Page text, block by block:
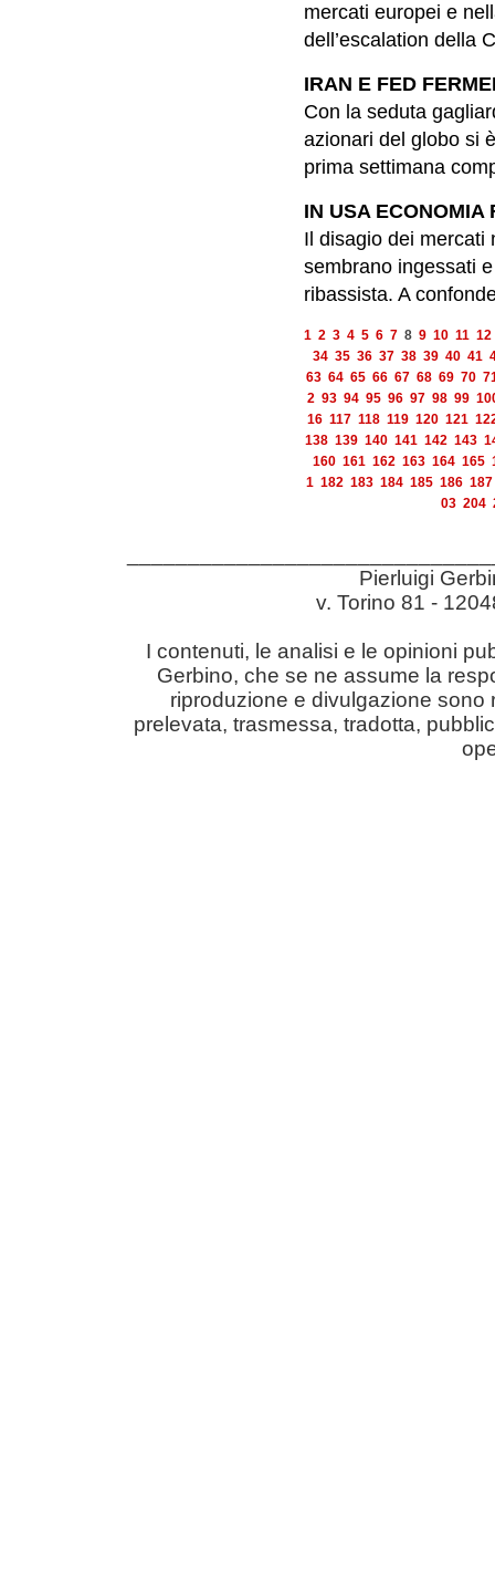
mercati europei e
dell’escalation della
IRAN E FED
Con la seduta
azionari del globo si
prima settimana
IN USA ECONOMIA
Il disagio dei mercati
sembrano ingessati
ribassista. A
1 2 3 4 5 6 7 8 9 10 11 12
34 35 36 37 38 39 40 41
63 64 65 66 67 68 69 70
2 93 94 95 96 97 98 99
16 117 118 119 120 121
138 139 140 141 142 143
160 161 162 163 164 165
1 182 183 184 185 186 187
03 204
Pierluigi
v. Torino 81 -
I contenuti, le analisi e le opinioni
Gerbino, che se ne assume la
riproduzione e divulgazione sono
prelevata, trasmessa, tradotta,